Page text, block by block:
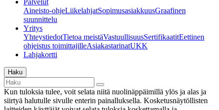
Palvelut
Aineisto-ohjeLiikelahjatSopimusasiakkuusGraafinen
suunnittelu
Yritys
YhteystiedotTietoa meistäVastuullisuusSertifikaatitEettinen
ohjeistus toimittajilleAsiakastarinatUKK
Lahjakortti
Haku
Kun tuloksia tulee, voit selata niitä nuolinäppäimillä ylös ja alas ja
siirtyä halutulle sivulle enterin painalluksella. Kosketusnäytöllisten